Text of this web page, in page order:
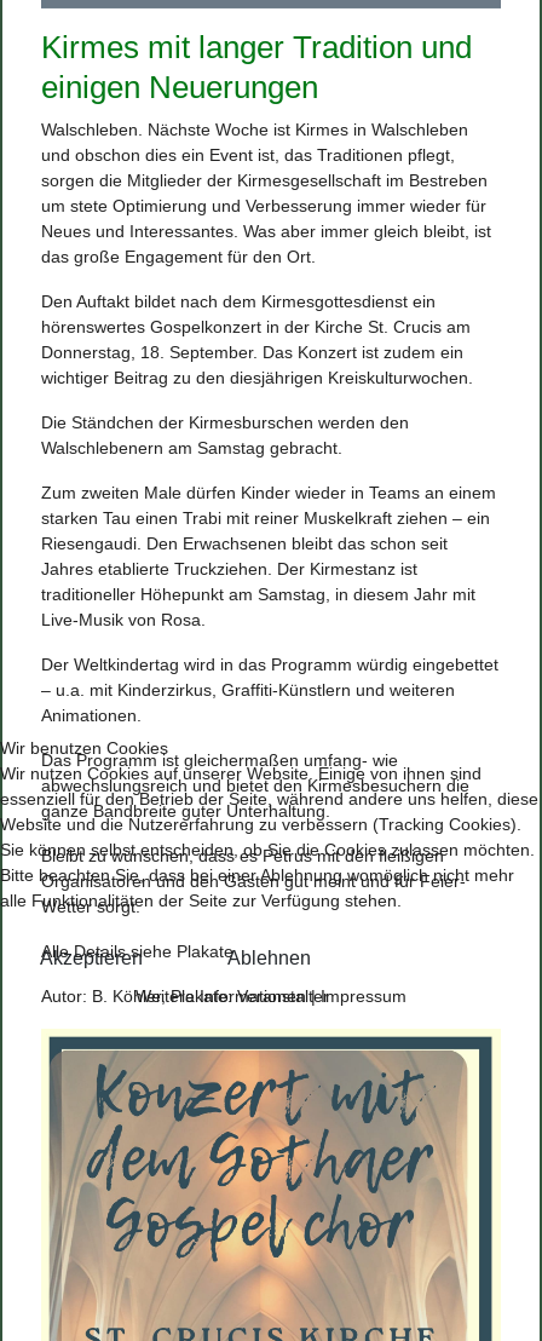
Kirmes mit langer Tradition und
einigen Neuerungen
Walschleben. Nächste Woche ist Kirmes in Walschleben
und obschon dies ein Event ist, das Traditionen pflegt,
sorgen die Mitglieder der Kirmesgesellschaft im Bestreben
um stete Optimierung und Verbesserung immer wieder für
Neues und Interessantes. Was aber immer gleich bleibt, ist
das große Engagement für den Ort.
Den Auftakt bildet nach dem Kirmesgottesdienst ein
hörenswertes Gospelkonzert in der Kirche St. Crucis am
Donnerstag, 18. September. Das Konzert ist zudem ein
wichtiger Beitrag zu den diesjährigen Kreiskulturwochen.
Die Ständchen der Kirmesburschen werden den
Walschlebenern am Samstag gebracht.
Zum zweiten Male dürfen Kinder wieder in Teams an einem
starken Tau einen Trabi mit reiner Muskelkraft ziehen – ein
Riesengaudi. Den Erwachsenen bleibt das schon seit
Jahres etablierte Truckziehen. Der Kirmestanz ist
traditioneller Höhepunkt am Samstag, in diesem Jahr mit
Live-Musik von Rosa.
Der Weltkindertag wird in das Programm würdig eingebettet
– u.a. mit Kinderzirkus, Graffiti-Künstlern und weiteren
Animationen.
Das Programm ist gleichermaßen umfang- wie
abwechslungsreich und bietet den Kirmesbesuchern die
ganze Bandbreite guter Unterhaltung.
Bleibt zu wünschen, dass es Petrus mit den fleißigen
Organisatoren und den Gästen gut meint und für Feier-
Wetter sorgt.
Alle Details siehe Plakate
Autor: B. Köhler, Plakate: Veranstalter
Wir benutzen Cookies
Wir nutzen Cookies auf unserer Website. Einige von ihnen sind
essenziell für den Betrieb der Seite, während andere uns helfen, diese
Website und die Nutzererfahrung zu verbessern (Tracking Cookies).
Sie können selbst entscheiden, ob Sie die Cookies zulassen möchten.
Bitte beachten Sie, dass bei einer Ablehnung womöglich nicht mehr
alle Funktionalitäten der Seite zur Verfügung stehen.
Akzeptieren Ablehnen
Weitere Informationen|Impressum